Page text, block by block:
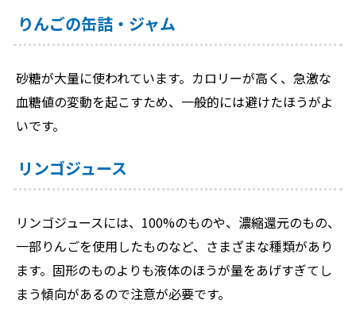
りんごの缶詰・ジャム
砂糖が大量に使われています。カロリーが高く、急激な
血糖値の変動を起こすため、一般的には避けたほうがよ
いです。
リンゴジュース
リンゴジュースには、100%のものや、濃縮還元のもの、
一部りんごを使用したものなど、さまざまな種類があり
ます。固形のものよりも液体のほうが量をあげすぎてし
まう傾向があるので注意が必要です。